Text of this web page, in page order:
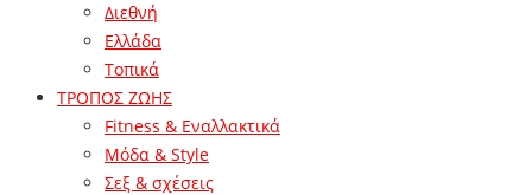
Διεθνή
Ελλάδα
Τοπικά
ΤΡΟΠΟΣ ΖΩΗΣ
Fitness & Εναλλακτικά
Μόδα & Style
Σεξ & σχέσεις